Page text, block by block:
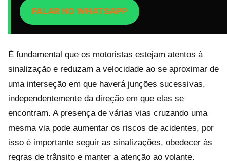
FALAR NO WHATSAPP
É fundamental que os motoristas estejam atentos à
sinalização e reduzam a velocidade ao se aproximar de
uma interseção em que haverá junções sucessivas,
independentemente da direção em que elas se
encontram. A presença de várias vias cruzando uma
mesma via pode aumentar os riscos de acidentes, por
isso é importante seguir as sinalizações, obedecer às
regras de trânsito e manter a atenção ao volante.